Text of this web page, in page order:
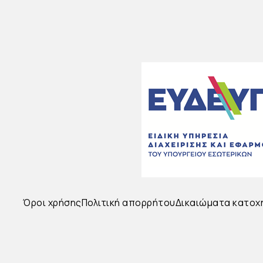
Όροι χρήσηςΠολιτική απορρήτουΔικαιώματα